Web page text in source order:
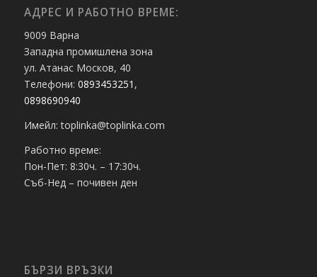
АДРЕС И РАБОТНО ВРЕМЕ:
9009 Варна
Западна промишлена зона
ул. Атанас Москов, 40
Телефони: 0893453251 ,
0898690940
Имейл: toplinka@toplinka.com
Работно време:
Пон-Пет: 8:30ч. – 17:30ч.
Съб-Нед – почивен ден
БЪРЗИ ВРЪЗКИ